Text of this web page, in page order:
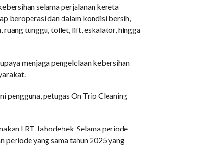
selama perjalanan kereta
beroperasi dan dalam kondisi bersih,
ruang tunggu, toilet, lift, eskalator, hingga
menjaga pengelolaan kebersihan
pengguna, petugas On Trip Cleaning
LRT Jabodebek. Selama periode
periode yang sama tahun 2025 yang